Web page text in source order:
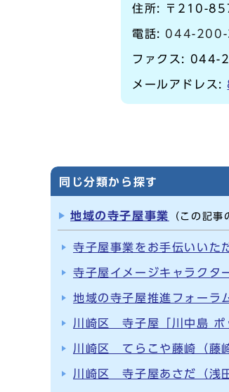
住所: 〒210-
電話: 044-
ファクス:
メールアドレス:
同じ分類から探す
地域の寺子屋事業 （この記事
寺子屋事業をお手伝いいた
寺子屋イメージキャラクタ
地域の寺子屋推進フォーラ
川崎区 寺子屋「川中島 ポ
川崎区 てらこや藤崎（藤
川崎区 寺子屋あさだ（浅